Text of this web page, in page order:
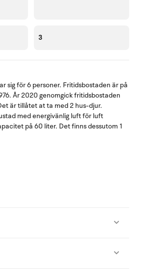
3
sig för 6 personer. Fritidsbostaden är på
År 2020 genomgick fritidsbostaden
är tillåtet at ta med 2 hus-djur.
med energivänlig luft för luft
på 60 liter. Det finns dessutom 1